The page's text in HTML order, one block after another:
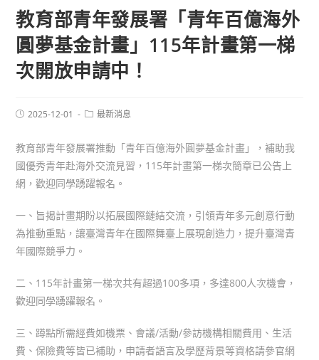
教育部青年發展署「青年百億海外
圓夢基金計畫」115年計畫第一梯
次開放申請中！
2025-12-01 最新消息
教育部青年發展署推動「青年百億海外圓夢基金計畫」，補助我
國優秀青年赴海外交流見習，115年計畫第一梯次簡章已公告上
網，歡迎同學踴躍報名。
一、旨揭計畫期盼以拓展國際鏈結交流，引領青年多元創意行動
為推動重點，讓臺灣青年在國際舞臺上展現創造力，提升臺灣青
年國際競爭力。
二、115年計畫第一梯次共有超過100多項，多達800人次機會，
歡迎同學踴躍報名。
三、蹲點所需經費如機票、會議/活動/參訪機構相關費用、生活
費、保險費等皆已補助，申請者語言及學歷背景等資格請參官網